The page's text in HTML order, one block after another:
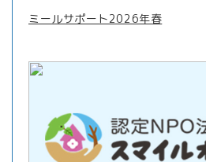
ミールサポート2026年春